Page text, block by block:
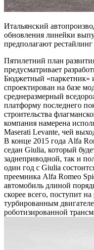
Итальянский
обновления линейки
предполагают
Пятилетний план
предусматривает
Бюджетный «паркетник»
спроектирован на базе
среднеразмерный
платформу последнего
строительства
компания намерена
Maserati Levante, чей
В конце 2015 года Alfa
седан Giulia, который
заднеприводной, так и
один год с Giulia
преемника Alfa Romeo
автомобиль длиной
скорее всего, поступит
турбированным
роботизированной